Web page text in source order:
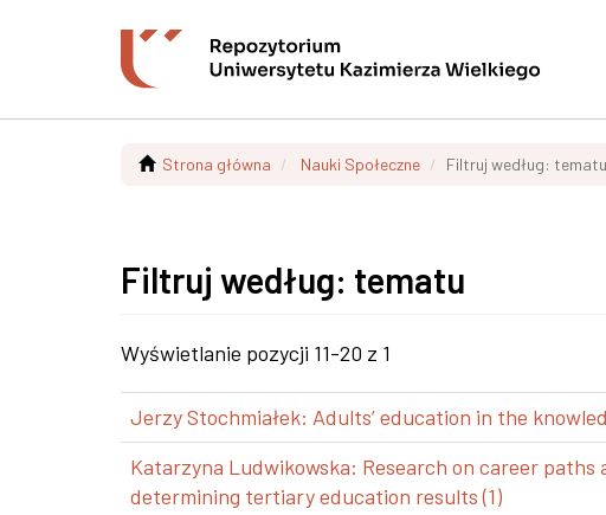
Strona główna Nauki Społeczne Filtruj według: tematu
Filtruj według: tematu
Wyświetlanie pozycji 11-20 z 1
Jerzy Stochmiałek: Adults’ education in the
Katarzyna Ludwikowska: Research on career
determining tertiary education results (1)